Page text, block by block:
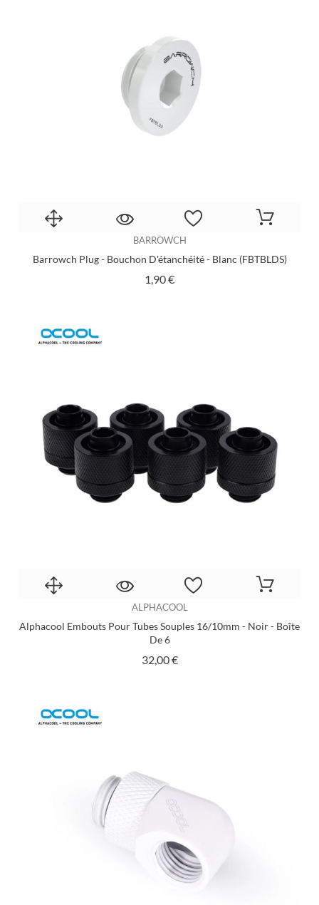
BARROWCH
Barrowch Plug - Bouchon D'étanchéité - Blanc (FBTBLDS)
1,90 €Prix
ALPHACOOL
Alphacool Embouts Pour Tubes Souples 16/10mm - Noir - Boîte
De 6
32,00 €Prix